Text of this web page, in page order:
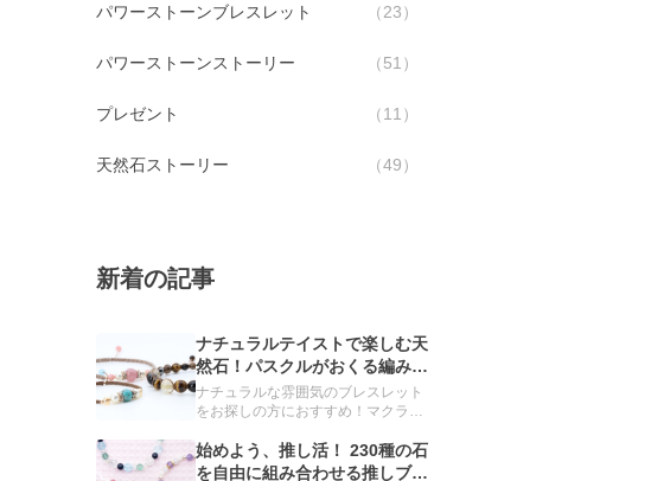
パワーストーンブレスレット 23
パワーストーンストーリー 51
プレゼント 11
天然石ストーリー 49
新着の記事
ナチュラルテイストで楽しむ天
然石！パスクルがおくる編みブ
レスレット
ナチュラルな雰囲気のブレスレット
をお探しの方におすすめ！マクラメ
ットをご紹介します。
始めよう、推し活！ 230種の石
を自由に組み合わせる推しブレ